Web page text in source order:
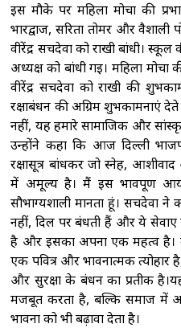
इस मौके पर महिला मोर्चा की
भारद्वाज, सरिता तोमर और वैशाली
वीरेंद्र सचदेवा को राखी बांधी। स्कूल
अध्यक्ष को बांधी गई। महिला
वीरेंद्र सचदेवा को राखी की
रक्षाबंधन की अग्रिम शुभकामनाएं
नहीं, यह हमारे सामाजिक और
उन्होंने कहा कि आज दिल्ली
रक्षासूत्र बांधकर जो स्नेह,
में अमूल्य है। मैं इस भावपूर्ण
सौभाग्यशाली मानता हूं। सचदेवा
नहीं, दिल पर बंधती हैं और ये
है और इसका अपना एक महत्व है।
एक पवित्र और भावनात्मक त्योहार
और सुरक्षा के बंधन का प्रतीक
मजबूत करता है, बल्कि समाज में
भावना को भी बढ़ावा देता है।